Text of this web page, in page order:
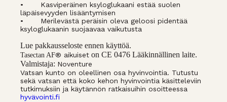
•
Kasviperäinen ksyloglukaani estää suolen
läpäisevyyden lisääntymisen
•
Merilevästä peräisin oleva geloosi pidentää
ksyloglukaanin suojaavaa vaikutusta
Lue pakkausseloste ennen käyttöä.
Tasectan AF® aikuiset on CE 0476 Lääkinnällinen laite.
Valmistaja: Noventure
Vatsan kunto on oleellinen osa hyvinvointia. Tutustu
sekä vatsan että koko kehon hyvinvointia käsitteleviin
tutkimuksiin ja käytännön ratkaisuihin osoitteessa
hyvävointi.fi